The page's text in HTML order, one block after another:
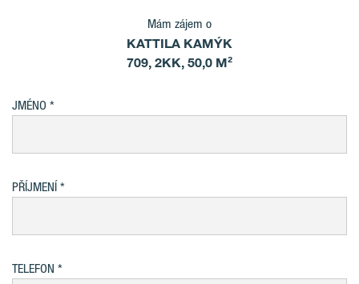
Mám zájem o
KATTILA KAMÝK
709, 2KK, 50,0 M²
JMÉNO
PŘÍJMENÍ
TELEFON